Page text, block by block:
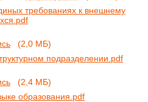
требованиях к внешнему
(2,0 МБ)
подразделении.pdf
(2,4 МБ)
образования.pdf